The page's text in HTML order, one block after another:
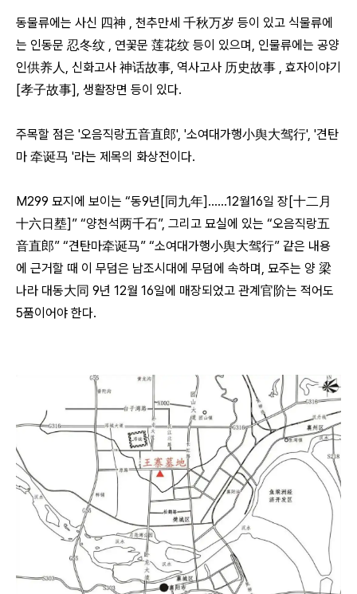
동물류에는 사신 四神 , 천추만세 千秋万岁 등이 있고 식물류에
는 인동문 忍冬纹 , 연꽃문 莲花纹 등이 있으며, 인물류에는 공양
인供养人, 신화고사 神话故事, 역사고사 历史故事 , 효자이야기
[孝子故事], 생활장면 등이 있다.
주목할 점은 '오음직랑五音直郎', '소여대가행小舆大驾行', '견탄
마 牵诞马 '라는 제목의 화상전이다.
M299 묘지에 보이는 “동9년[同九年]……12월16일 장[十二月
十六日塟]” “양천석两千石”, 그리고 묘실에 있는 “오음직랑五
音直郎” “견탄마牵诞马” “소여대가행小舆大驾行” 같은 내용
에 근거할 때 이 무덤은 남조시대에 무덤에 속하며, 묘주는 양 梁
나라 대동大同 9년 12월 16일에 매장되었고 관계官阶는 적어도
5품이어야 한다.